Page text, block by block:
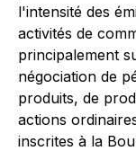
l'intensité des
activités de
principalement
négociation de
produits, de
actions
inscrites à la